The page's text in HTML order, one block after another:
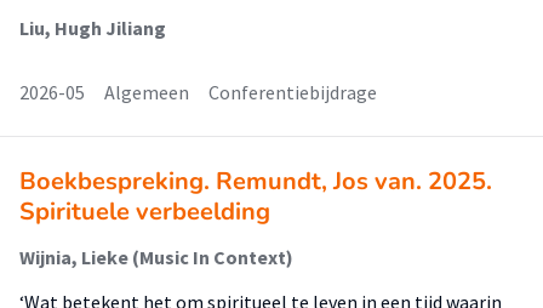
Liu, Hugh Jiliang
2026-05 Algemeen Conferentiebijdrage
Boekbespreking. Remundt, Jos van. 2025.
Spirituele verbeelding
Wijnia, Lieke (Music In Context)
‘Wat betekent het om spiritueel te leven in een tijd waarin